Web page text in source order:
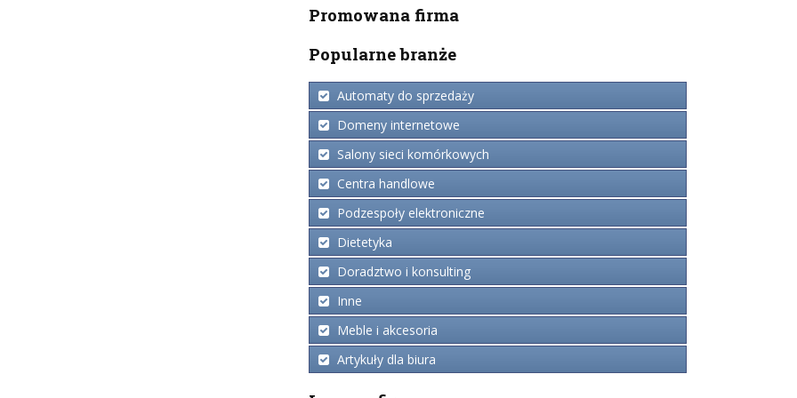
Promowana firma
Popularne branże
Automaty do sprzedaży
Domeny internetowe
Salony sieci komórkowych
Centra handlowe
Podzespoły elektroniczne
Dietetyka
Doradztwo i konsulting
Inne
Meble i akcesoria
Artykuły dla biura